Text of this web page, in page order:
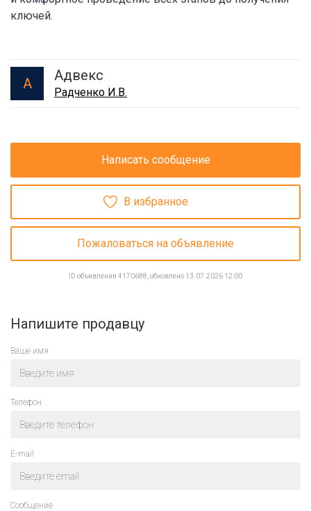
ключей.
А Адвекс
Радченко И.В.
Написать сообщение
В избранное
Пожаловаться на объявление
ID объявления 4170688, обновлено 13.07.2026 12:00
Напишите продавцу
Ваше имя
Телефон
E-mail
Cообщение